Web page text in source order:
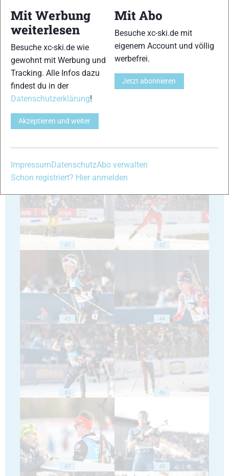
37
41 42
43 44
45 46
47 48
Mit Werbung
weiterlesen
Besuche xc-ski.de wie
gewohnt mit Werbung und
Tracking. Alle Infos dazu
findest du in der
Datenschutzerklärung!
Akzeptieren und weiter
Mit Abo
Besuche xc-ski.de mit
eigenem Account und völlig
werbefrei.
Jetzt abonnieren
ImpressumDatenschutzAbo verwalten
Schon registriert? Hier anmelden